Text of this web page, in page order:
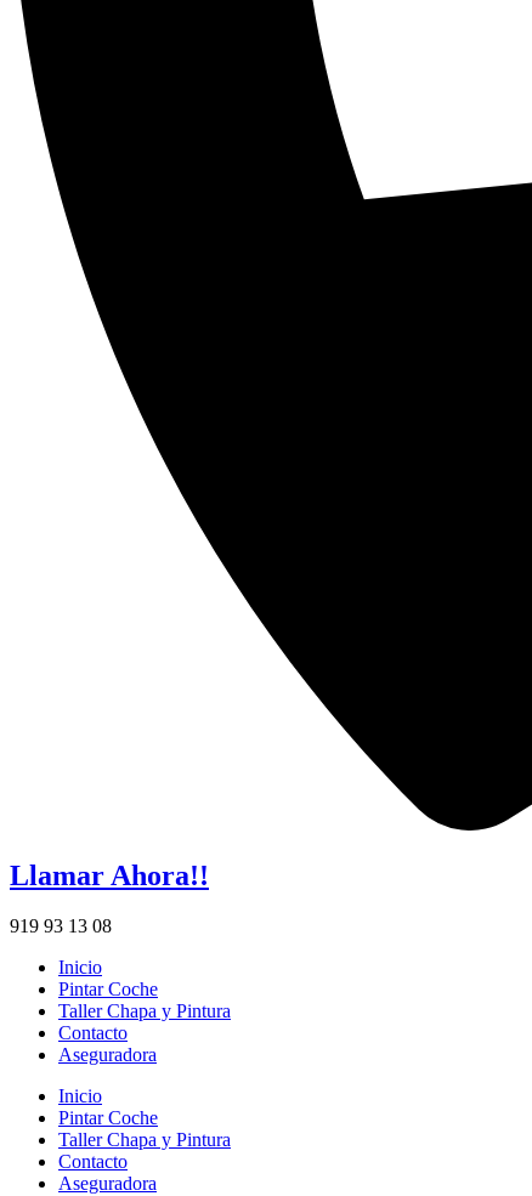
Llamar Ahora!!
919 93 13 08
Inicio
Pintar Coche
Taller Chapa y Pintura
Contacto
Aseguradora
Inicio
Pintar Coche
Taller Chapa y Pintura
Contacto
Aseguradora